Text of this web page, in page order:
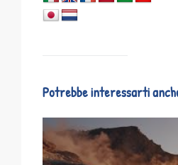
Potrebbe interessarti